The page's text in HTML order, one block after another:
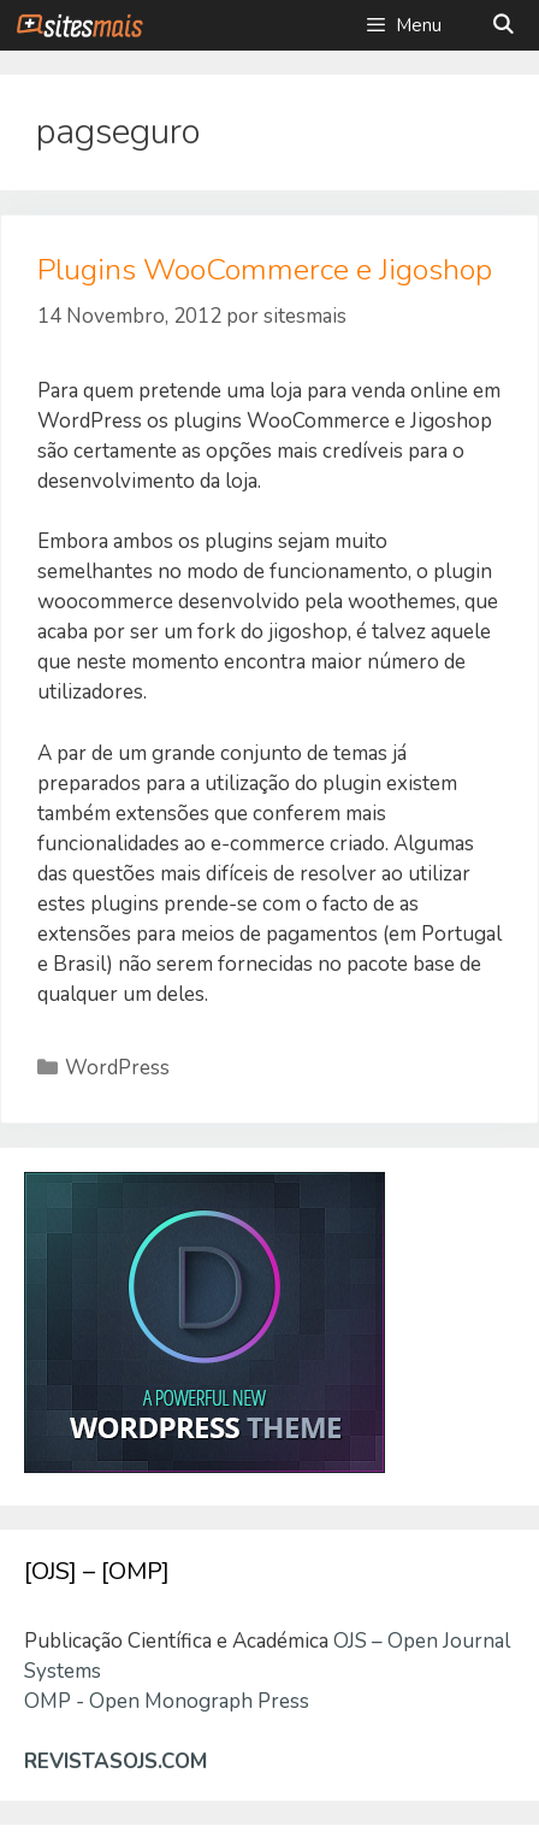
Saltar
para
Menu
pagseguro
Plugins WooCommerce e Jigoshop
14 Novembro, 2012 porsitesmais
Para quem pretende uma loja para venda online em
WordPress os plugins WooCommerce e Jigoshop
são certamente as opções mais credíveis para o
desenvolvimento da loja.
Embora ambos os plugins sejam muito
semelhantes no modo de funcionamento, o plugin
woocommerce desenvolvido pela woothemes, que
acaba por ser um fork do jigoshop, é talvez aquele
que neste momento encontra maior número de
utilizadores.
A par de um grande conjunto de temas já
preparados para a utilização do plugin existem
também extensões que conferem mais
funcionalidades ao e-commerce criado. Algumas
das questões mais difíceis de resolver ao utilizar
estes plugins prende-se com o facto de as
extensões para meios de pagamentos (em Portugal
e Brasil) não serem fornecidas no pacote base de
qualquer um deles.
Categorias
WordPress
[OJS] – [OMP]
Publicação Científica e Académica OJS – Open Journal
Systems
OMP - Open Monograph Press
REVISTASOJS.COM